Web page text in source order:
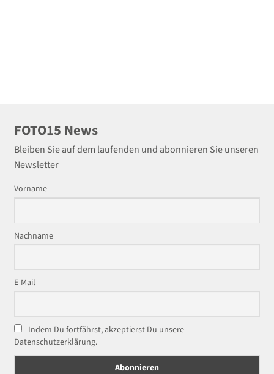
FOTO15 News
Bleiben Sie auf dem laufenden und abonnieren Sie unseren
Newsletter
Vorname
Nachname
E-Mail
Indem Du fortfährst, akzeptierst Du unsere
Datenschutzerklärung.